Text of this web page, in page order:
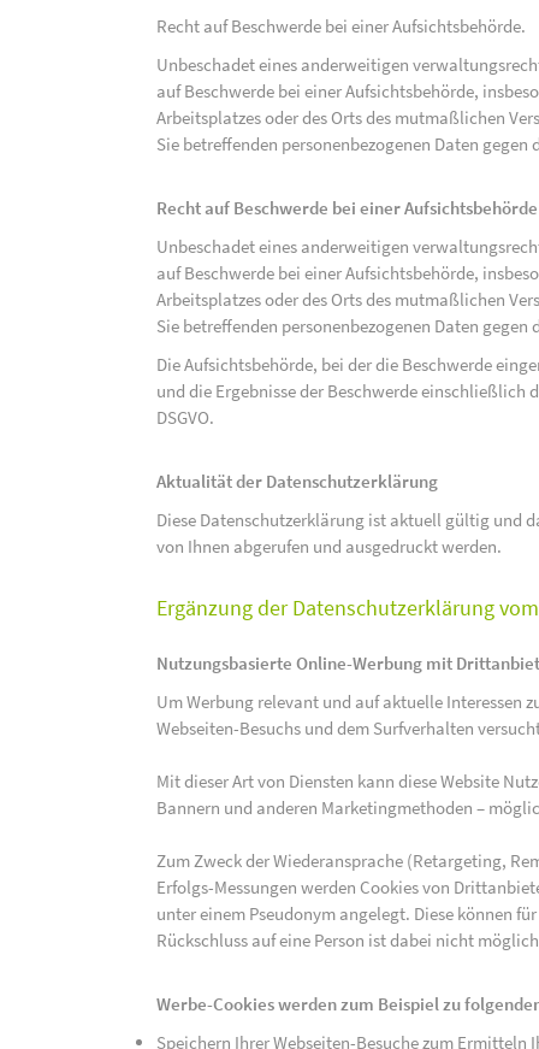
Recht auf Beschwerde bei einer Aufsichtsbehörde.
Unbeschadet eines anderweitigen
auf Beschwerde bei einer Aufsichtsbehörde,
Arbeitsplatzes oder des Orts des mutmaßlichen
Sie betreffenden personenbezogenen Daten gegen
Recht auf Beschwerde bei einer Aufsichtsbehörde
Unbeschadet eines anderweitigen
auf Beschwerde bei einer Aufsichtsbehörde,
Arbeitsplatzes oder des Orts des mutmaßlichen
Sie betreffenden personenbezogenen Daten gegen
Die Aufsichtsbehörde, bei der die Beschwerde
und die Ergebnisse der Beschwerde
DSGVO.
Aktualität der Datenschutzerklärung
Diese Datenschutzerklärung ist aktuell gültig und
von Ihnen abgerufen und ausgedruckt werden.
Ergänzung der Datenschutzerklärung
Nutzungsbasierte Online-Werbung mit
Um Werbung relevant und auf aktuelle Interessen
Webseiten-Besuchs und dem Surfverhalten
Mit dieser Art von Diensten kann diese Website
Bannern und anderen Marketingmethoden –
Zum Zweck der Wiederansprache (Retargeting,
Erfolgs-Messungen werden Cookies von
unter einem Pseudonym angelegt. Diese können
Rückschluss auf eine Person ist dabei nicht
Werbe-Cookies werden zum Beispiel zu
Speichern Ihrer Webseiten-Besuche zum